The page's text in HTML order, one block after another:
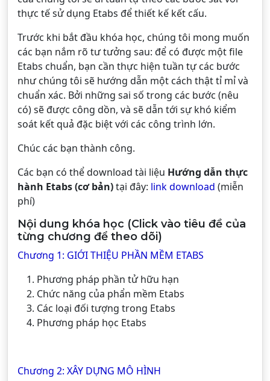
thực tế sử dụng Etabs để thiết kế kết cấu.
Trước khi bắt đầu khóa học, chúng tôi mong muốn
các bạn nắm rõ tư tưởng sau: để có được một file
Etabs chuẩn, bạn cần thực hiện tuần tự các bước
như chúng tôi sẽ hướng dẫn một cách thật tỉ mỉ và
chuẩn xác. Bởi những sai số trong các bước (nêu
có) sẽ được công dồn, và sẽ dẫn tới sự khó kiểm
soát kết quả đặc biệt với các công trình lớn.
Chúc các bạn thành công.
Các bạn có thể download tài liệu Hướng dẫn thực
hành Etabs (cơ bản)tại đây: link download (miễn
phí)
Nội dung khóa học (Click vào tiêu đề của
từng chương để theo dõi)
Chương 1: GIỚI THIỆU PHẦN MỀM ETABS
Phương pháp phần tử hữu hạn
Chức năng của phẩn mềm Etabs
Các loại đối tượng trong Etabs
Phương pháp học Etabs
Chương 2: XÂY DỰNG MÔ HÌNH